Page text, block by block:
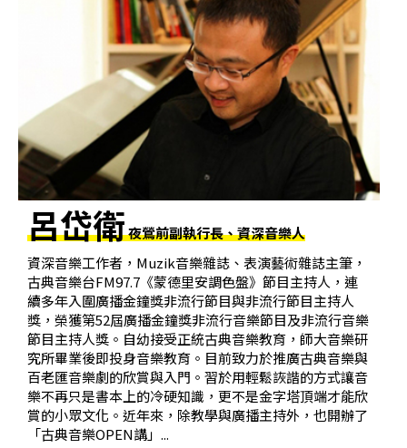
關
於
夜
鶯
基
金
會
聯
絡
我
們
登
呂岱衛夜鶯前副執行長、資深音樂人
資深音樂工作者，Muzik音樂雜誌、表演藝術雜誌主筆，
古典音樂台FM97.7《蒙德里安調色盤》節目主持人，連
續多年入圍廣播金鐘獎非流行節目與非流行節目主持人
獎，榮獲第52屆廣播金鐘獎非流行音樂節目及非流行音樂
節目主持人獎。自幼接受正統古典音樂教育，師大音樂研
究所畢業後即投身音樂教育。目前致力於推廣古典音樂與
百老匯音樂劇的欣賞與入門。習於用輕鬆詼諧的方式讓音
樂不再只是書本上的冷硬知識，更不是金字塔頂端才能欣
賞的小眾文化。近年來，除教學與廣播主持外，也開辦了
「古典音樂OPEN講」...